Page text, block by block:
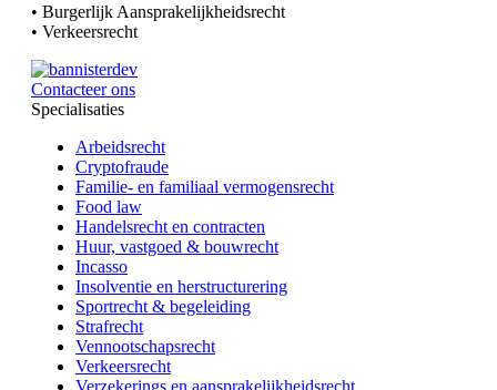
• Burgerlijk Aansprakelijkheidsrecht
• Verkeersrecht
Contacteer ons
Specialisaties
Arbeidsrecht
Cryptofraude
Familie- en familiaal vermogensrecht
Food law
Handelsrecht en contracten
Huur, vastgoed & bouwrecht
Incasso
Insolventie en herstructurering
Sportrecht & begeleiding
Strafrecht
Vennootschapsrecht
Verkeersrecht